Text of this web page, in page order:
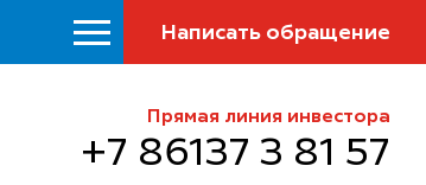
Написать обращение
Прямая линия инвестора
+7 86137 3 81 57